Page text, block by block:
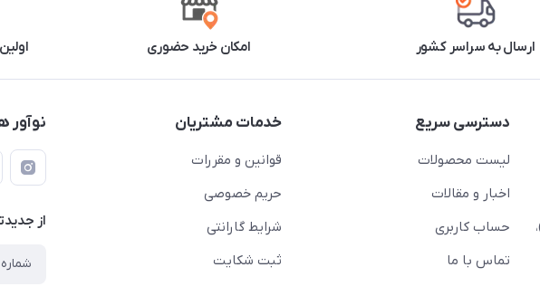
ارسال به سراسر کشور امکان خرید حضوری
دسترسی سریع
لیست محصولات
اخبار و مقالات
حساب کاربری
تماس با ما
خدمات مشتریان
قوانین و مقررات
حریم خصوصی
شرایط گارانتی
ثبت شکایت
نوآور
از